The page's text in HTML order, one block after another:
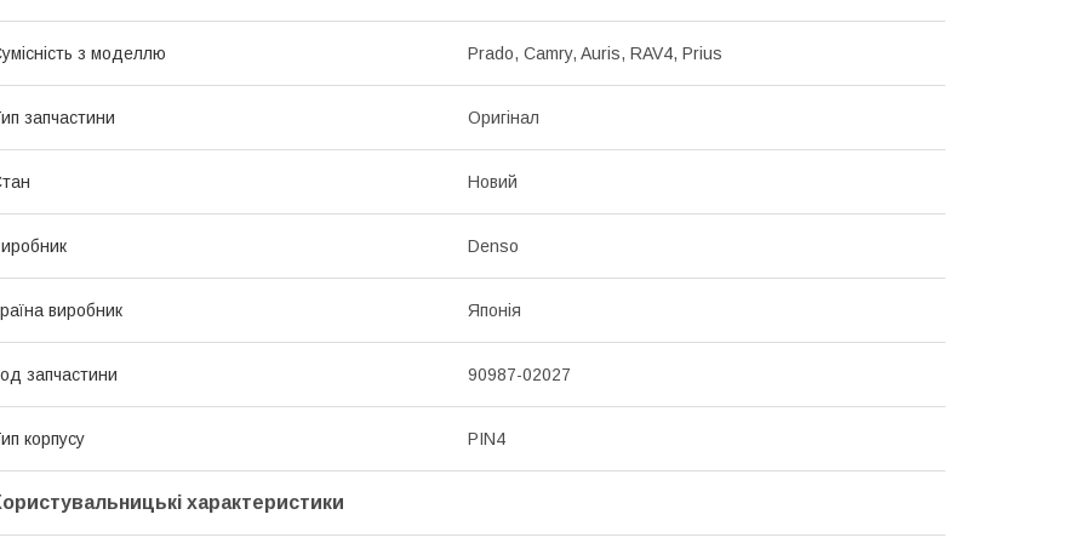
з моделлю Prado, Camry, Auris, RAV4, Prius
запчастини Оригінал
Новий
Denso
виробник Японія
запчастини 90987-02027
корпусу PIN4
характеристики